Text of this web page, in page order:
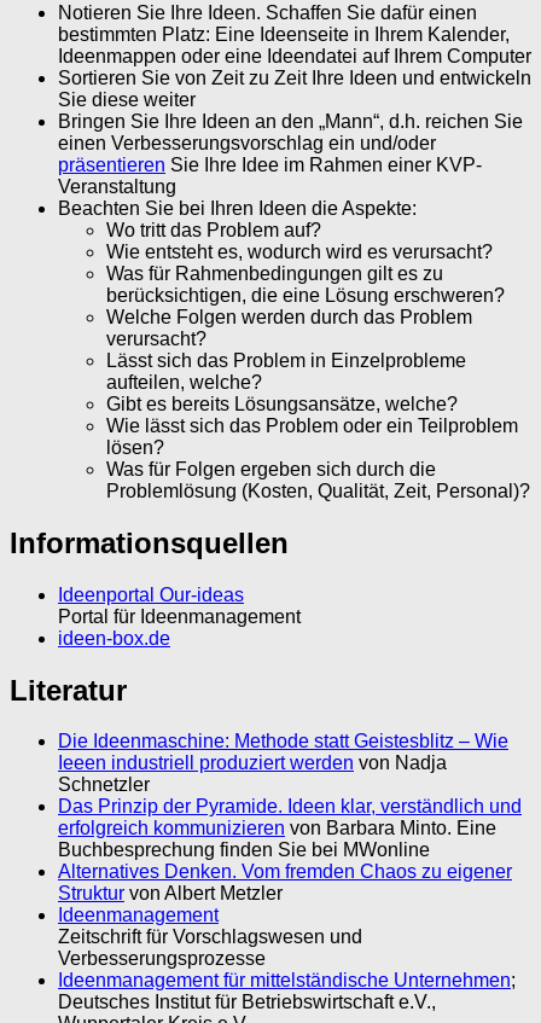
Notieren Sie Ihre Ideen. Schaffen Sie dafür einen
bestimmten Platz: Eine Ideenseite in Ihrem Kalender,
Ideenmappen oder eine Ideendatei auf Ihrem Computer
Sortieren Sie von Zeit zu Zeit Ihre Ideen und entwickeln
Sie diese weiter
Bringen Sie Ihre Ideen an den „Mann“, d.h. reichen Sie
einen Verbesserungsvorschlag ein und/oder
präsentieren Sie Ihre Idee im Rahmen einer KVP-
Veranstaltung
Beachten Sie bei Ihren Ideen die Aspekte:
Wo tritt das Problem auf?
Wie entsteht es, wodurch wird es verursacht?
Was für Rahmenbedingungen gilt es zu
berücksichtigen, die eine Lösung erschweren?
Welche Folgen werden durch das Problem
verursacht?
Lässt sich das Problem in Einzelprobleme
aufteilen, welche?
Gibt es bereits Lösungsansätze, welche?
Wie lässt sich das Problem oder ein Teilproblem
lösen?
Was für Folgen ergeben sich durch die
Problemlösung (Kosten, Qualität, Zeit, Personal)?
Informationsquellen
Ideenportal Our-ideas
Portal für Ideenmanagement
ideen-box.de
Literatur
Die Ideenmaschine: Methode statt Geistesblitz – Wie
Ieeen industriell produziert werden von Nadja
Schnetzler
Das Prinzip der Pyramide. Ideen klar, verständlich und
erfolgreich kommunizieren von Barbara Minto. Eine
Buchbesprechung finden Sie bei MWonline
Alternatives Denken. Vom fremden Chaos zu eigener
Struktur von Albert Metzler
Ideenmanagement
Zeitschrift für Vorschlagswesen und
Verbesserungsprozesse
Ideenmanagement für mittelständische Unternehmen;
Deutsches Institut für Betriebswirtschaft e.V.,